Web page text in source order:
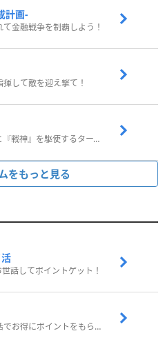
計画-
金融戦争を制覇しよう！
して敵を迎え撃て！
武器の『アビリティ』と『戦神』を駆使するターン制コマンドバトルRPG！
をもっと見る
話してポイントゲット！
歩いてポイ活！日常生活でお得にポイントをもらおう